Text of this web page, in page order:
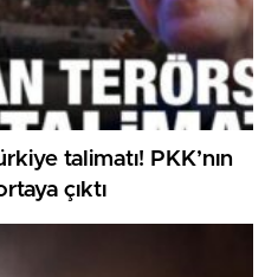
talimatı! PKK’nın
çıktı